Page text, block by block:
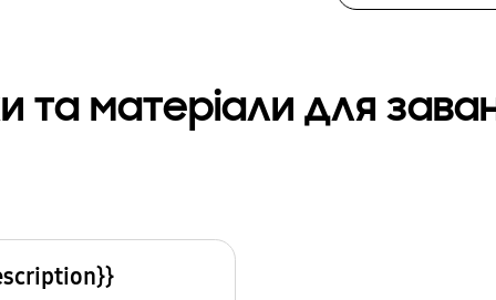
та матеріали для